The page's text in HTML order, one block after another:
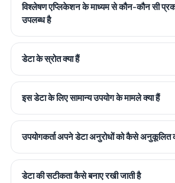
विश्लेषण एप्लिकेशन के माध्यम से कौन-कौन सी
उपलब्ध है
डेटा के स्रोत क्या हैं
इस डेटा के लिए सामान्य उपयोग के मामले क्या हैं
उपयोगकर्ता अपने डेटा अनुरोधों को कैसे
डेटा की सटीकता कैसे बनाए रखी जाती है